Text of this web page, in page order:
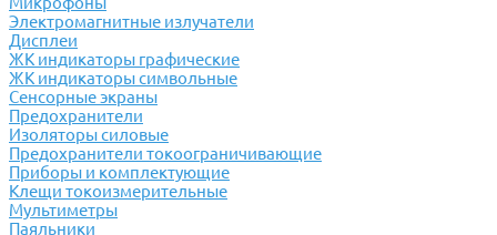
Электромагнитные излучатели
Дисплеи
ЖК индикаторы графические
ЖК индикаторы символьные
Сенсорные экраны
Предохранители
Изоляторы силовые
Предохранители токоограничивающие
Приборы и комплектующие
Клещи токоизмерительные
Мультиметры
Паяльники